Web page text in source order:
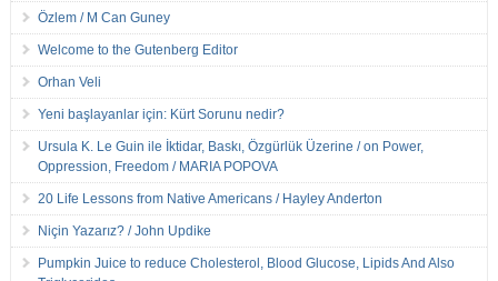
Özlem / M Can Guney
Welcome to the Gutenberg Editor
Orhan Veli
Yeni başlayanlar için: Kürt Sorunu nedir?
Ursula K. Le Guin ile İktidar, Baskı, Özgürlük Üzerine / on Power,
Oppression, Freedom / MARIA POPOVA
20 Life Lessons from Native Americans / Hayley Anderton
Niçin Yazarız? / John Updike
Pumpkin Juice to reduce Cholesterol, Blood Glucose, Lipids And Also